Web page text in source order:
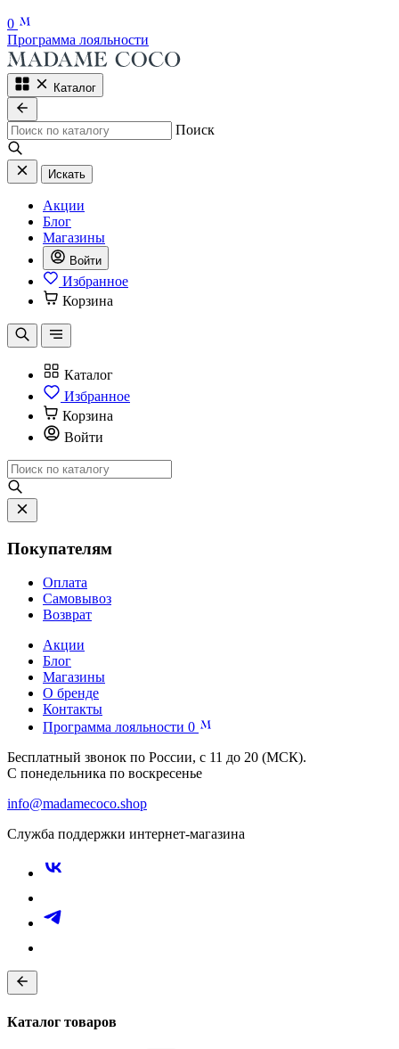
0
Программа лояльности
Каталог
Поиск
Искать
Акции
Блог
Магазины
Войти
Избранное
Корзина
Каталог
Избранное
Корзина
Войти
Покупателям
Оплата
Самовывоз
Возврат
Акции
Блог
Магазины
О бренде
Контакты
Программа лояльности 0
Бесплатный звонок по России, с 11 до 20 (МСК).
С понедельника по воскресенье
info@madamecoco.shop
Служба поддержки интернет-магазина
Каталог товаров